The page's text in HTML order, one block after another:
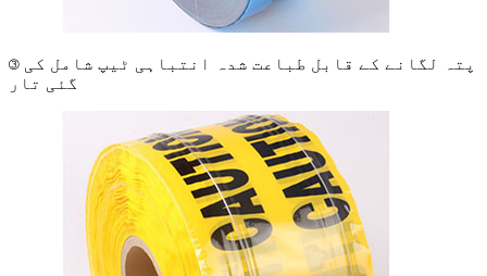
③ پتہ لگانے کے قابل طباعت شدہ انتباہی ٹیپ شامل کی
گئی تار